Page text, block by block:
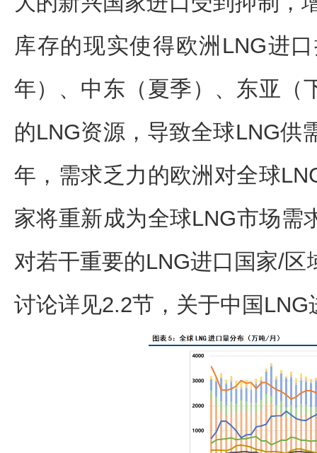
库存的现实使得欧洲LNG进
年）、中东（夏季）、东亚（
的LNG资源，导致全球LNG供
年，需求乏力的欧洲对全球
家将重新成为全球LNG市场需
对若干重要的LNG进口国家/
讨论详见2.2节，关于中国